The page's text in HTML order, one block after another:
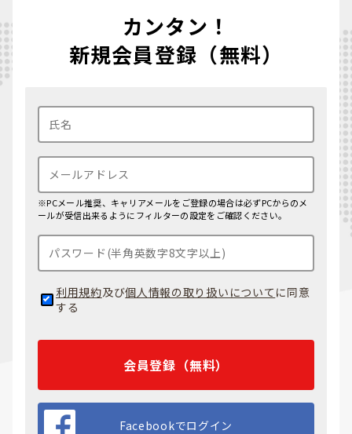
カンタン！
新規会員登録（無料）
※PCメール推奨、キャリアメールをご登録の場合は必ずPCからのメ
ールが受信出来るようにフィルターの設定をご確認ください。
利用規約及び個人情報の取り扱いについて に同意
する
会員登録（無料）
Facebookでログイン